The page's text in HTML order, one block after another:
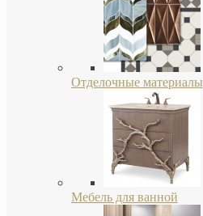
Отделочные материалы
Мебель для ванной